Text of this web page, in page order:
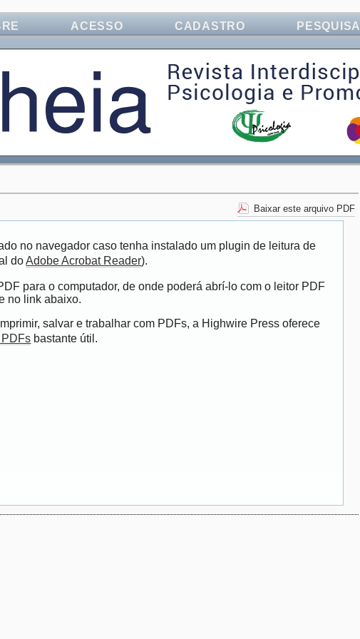
ACESSO CADASTRO PESQUISA
Baixar este arquivo PDF
no navegador caso tenha instalado um plugin de leitura de
doAdobe Acrobat Reader).
para o computador, de onde poderá abrí-lo com o leitor PDF
no link abaixo.
salvar e trabalhar com PDFs, a Highwire Press oferece
bastante útil.